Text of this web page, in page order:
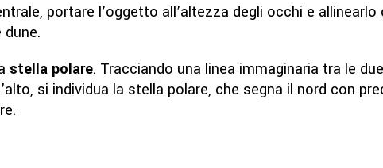
portare l’oggetto all’altezza degli occhi e allinearlo
stella polare. Tracciando una linea immaginaria tra le
si individua la stella polare, che segna il nord con